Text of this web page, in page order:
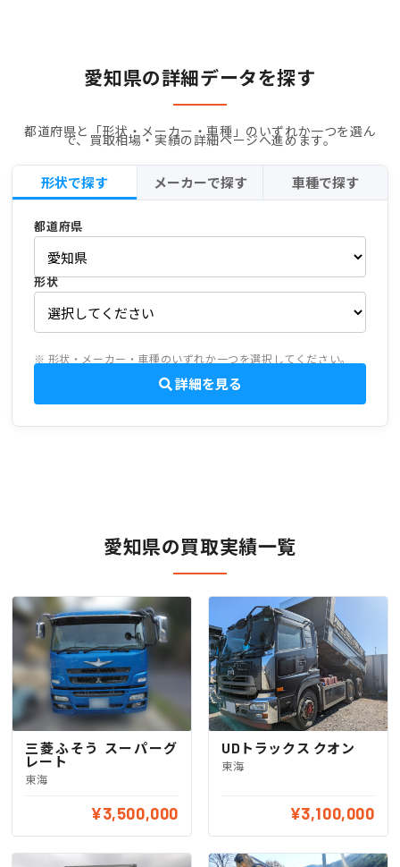
愛知県の詳細データを探す
都道府県と「形状・メーカー・車種」のいずれか一つを選ん
で、買取相場・実績の詳細ページへ進めます。
形状で探す メーカーで探す 車種で探す
都道府県
形状
※ 形状・メーカー・車種のいずれか一つを選択してください。
詳細を見る
愛知県の買取実績一覧
三菱ふそう スーパーグ
レート
東海
¥3,500,000
UDトラックス クオン
東海
¥3,100,000